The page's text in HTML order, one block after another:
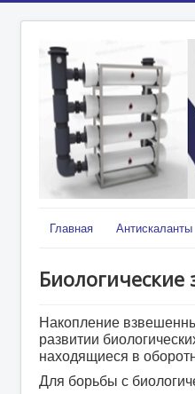
Главная Антискаланты
Биологические
Накопление
развитии
находящиеся в
Для борьбы с